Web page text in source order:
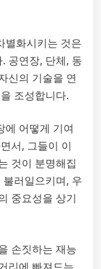
별화시키는 것은
공연장, 단체, 동
신의 기술을 연
조성합니다.
에 어떻게 기여
서, 그들이 이
것이 분명해집
러일으키며, 우
중요성을 상기
손짓하는 재능
리에 빠져드는